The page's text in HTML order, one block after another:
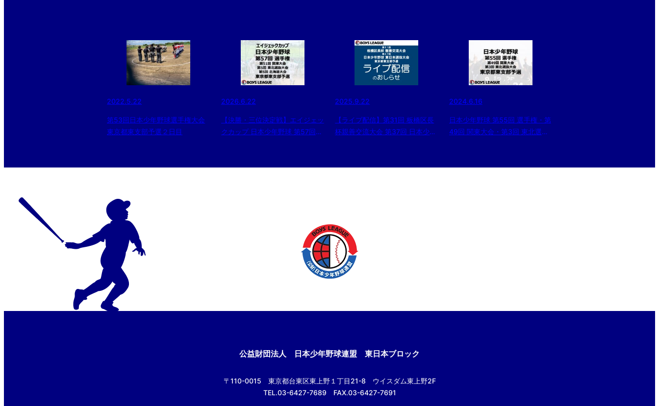
2022.5.22
第53回日本少年野球選手権大会
東京都東支部予選２日目
2026.6.22
【決勝・三位決定戦】エイジェッ
クカップ 日本少年野球 第57回
大会 東京都東支部予選
2025.9.22
【ライブ配信】第31回 板橋区長
杯親善交流大会 第37回 日本少年
2024.6.16
日本少年野球 第55回 選手権・第
49回 関東大会・第3回 東北選抜
公益財団法人 日本少年野球連盟 東日本ブロック
〒110-0015 東京都台東区東上野１丁目21-8 ウイスダム東上野2F
TEL.03-6427-7689 FAX.03-6427-7691